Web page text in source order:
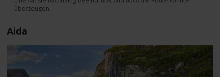
überzeugen.
Aida